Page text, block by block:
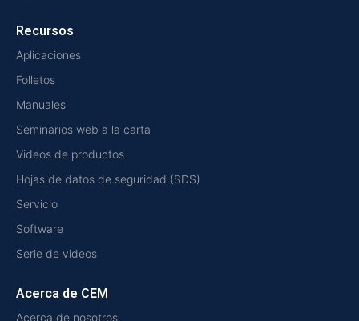
Recursos
Aplicaciones
Folletos
Manuales
Seminarios web a la carta
Videos de productos
Hojas de datos de seguridad (SDS)
Servicio
Software
Serie de videos
Acerca de CEM
Acerca de nosotros